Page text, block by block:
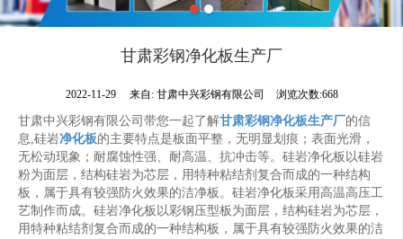
甘肃彩钢净化板生产厂
2022-11-29 来自: 甘肃中兴彩钢有限公司 浏览次数:668
甘肃中兴彩钢有限公司带您一起了解甘肃彩钢净化板生产厂的信
息,硅岩净化板的主要特点是板面平整，无明显划痕；表面光滑，
无松动现象；耐腐蚀性强、耐高温、抗冲击等。硅岩净化板以硅岩
粉为面层，结构硅岩为芯层，用特种粘结剂复合而成的一种结构
板，属于具有较强防火效果的洁净板。硅岩净化板采用高温高压工
艺制作而成。硅岩净化板以彩钢压型板为面层，结构硅岩为芯层，
用特种粘结剂复合而成的一种结构板，属于具有较强防火效果的洁